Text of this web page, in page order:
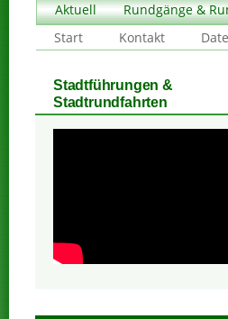
Aktuell Rundgänge &
Start
Kontakt
Stadtführungen &
Stadtrundfahrten